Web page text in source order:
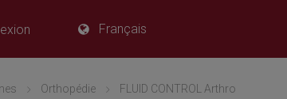
is set to English. Do you want to visit the
Orthopédie FLUID CONTROL Arthro
Français